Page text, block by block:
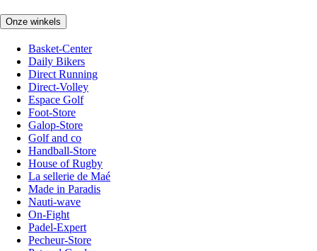
Onze winkels
Basket-Center
Daily Bikers
Direct Running
Direct-Volley
Espace Golf
Foot-Store
Galop-Store
Golf and co
Handball-Store
House of Rugby
La sellerie de Maé
Made in Paradis
Nauti-wave
On-Fight
Padel-Expert
Pecheur-Store